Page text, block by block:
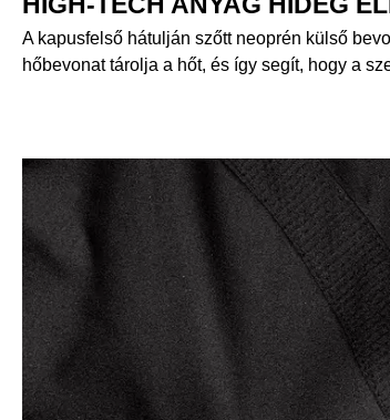
A kapusfelső hátulján szőtt neoprén külső
hőbevonat tárolja a hőt, és így segít, hogy a